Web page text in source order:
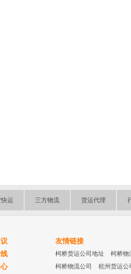
运 三方物流 货运代理
友情链接
柯桥货运公司地址 柯桥物
柯桥物流公司
杭州货运公